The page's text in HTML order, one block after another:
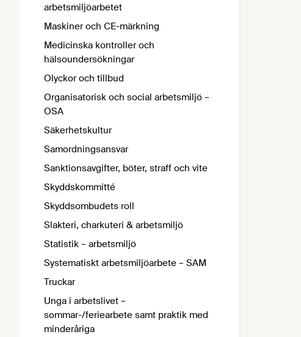
arbetsmiljöarbetet
Maskiner och CE-märkning
Medicinska kontroller och
hälsoundersökningar
Olyckor och tillbud
Organisatorisk och social arbetsmiljö –
OSA
Säkerhetskultur
Samordningsansvar
Sanktionsavgifter, böter, straff och vite
Skyddskommitté
Skyddsombudets roll
Slakteri, charkuteri & arbetsmiljö
Statistik – arbetsmiljö
Systematiskt arbetsmiljöarbete – SAM
Truckar
Unga i arbetslivet –
sommar-/feriearbete samt praktik med
minderåriga